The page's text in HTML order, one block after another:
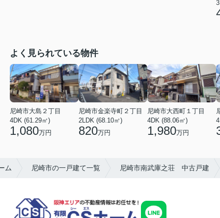
よく見られている物件
尼崎市大島２丁目
4DK (61.29㎡)
1,080万円
尼崎市金楽寺町２丁目
2LDK (68.10㎡)
820万円
尼崎市大西町１丁目
4DK (88.06㎡)
1,980万円
ム 尼崎市の一戸建て一覧 尼崎市南武庫之荘 中古戸建